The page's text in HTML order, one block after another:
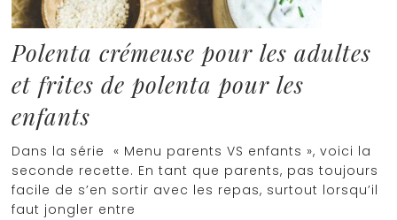
Polenta crémeuse pour les adultes
et frites de polenta pour les
enfants
Dans la série « Menu parents VS enfants », voici la
seconde recette. En tant que parents, pas toujours
facile de s’en sortir avec les repas, surtout lorsqu’il
faut jongler entre